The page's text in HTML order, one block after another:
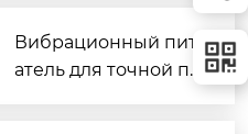
томатизации подач
и материалов
Вибрационный пит
атель для точной по